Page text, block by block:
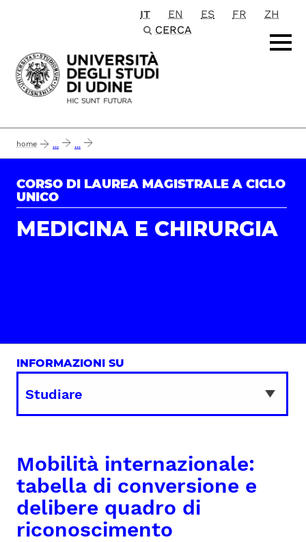
Passa al contenuto principale
IT EN ES FR
ZH
CERCA
home ... ...
CORSO DI LAUREA MAGISTRALE A CICLO
UNICO
MEDICINA E CHIRURGIA
INFORMAZIONI SU
Mobilità internazionale:
tabella di conversione e
delibere quadro di
riconoscimento